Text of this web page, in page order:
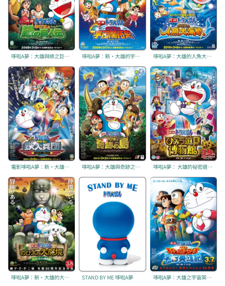
哆啦A夢：大雄與綠之巨人傳 哆啦A夢：新·大雄的宇宙開拓史 哆啦A夢：大雄的人魚大海戰
電影哆啦A夢：新·大雄與鐵人兵團 〜振翅吧 天使們〜 哆啦A夢：大雄與奇跡之島 〜Animal adventure〜 哆啦A夢： 大雄的祕密道具博物館
哆啦A夢：新·大雄的大魔境~扁扁與五人之探險隊~ STAND BY ME 哆啦A夢 哆啦A夢：大雄之宇宙英雄記